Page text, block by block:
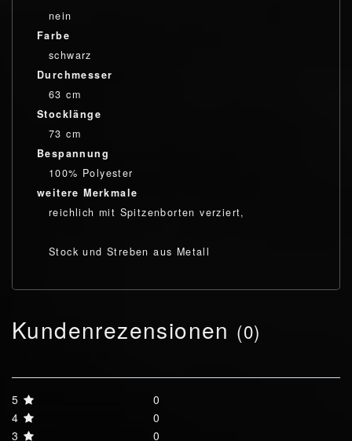
nein
Farbe
schwarz
Durchmesser
63 cm
Stocklänge
73 cm
Bespannung
100% Polyester
weitere Merkmale
reichlich mit Spitzenborten verziert,
Stock und Streben aus Metall
Kundenrezensionen (0)
5
0
4
0
3
0